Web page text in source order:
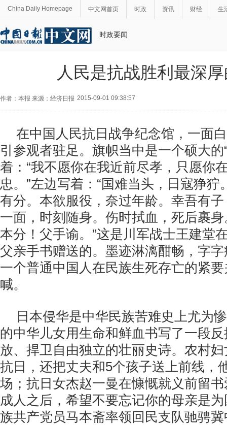
China Daily Homepage 中文网首页 时政 资讯 财经 生
时政要闻
人民是抗战胜利最深
作者：本报 来源：经济日报 2015-09-01 09:38:57
在中国人民抗日战争纪念馆，一面
引参观者驻足。旗帜当中是一个硕大的
着：“我不愿你在我近前尽孝，只愿你
忠。”左边写着：“国难当头，日寇狰狞
有分。本欲服役，奈过年龄。幸吾有
一面，时刻随身。伤时拭血，死后裹
本分！父手谕。”这是川军战士王建堂
父亲手书赠送的。墨迹淋漓酣畅，字
一个普通中国人在民族生死存亡的紧
喊。
日本侵华是中华民族苦难史上尤为
的中华儿女用生命和鲜血书写了一段
放、捍卫自由独立的壮丽史诗。农村
抗日，还把丈夫和5个孩子送上前线，
场；抗日女杰赵一曼在慷慨就义前留
成人之后，希望不要忘记你的母亲是
族共产党员马本斋率领回民支队驰骋